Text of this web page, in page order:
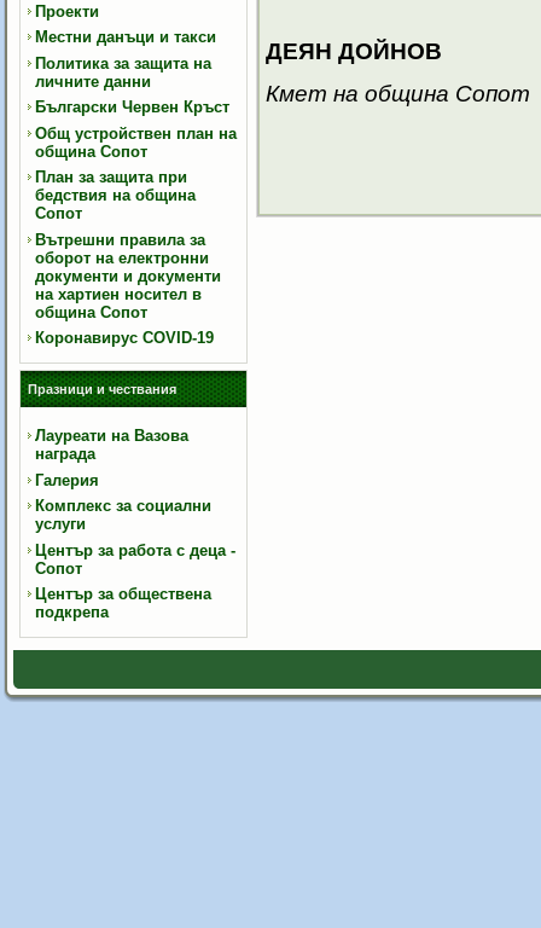
Проекти
Местни данъци и такси
Политика за защита на
личните данни
Български Червен Кръст
Общ устройствен план на
община Сопот
План за защита при
бедствия на община
Сопот
Вътрешни правила за
оборот на електронни
документи и документи
на хартиен носител в
община Сопот
Коронавирус COVID-19
Празници и чествания
Лауреати на Вазова
награда
Галерия
Комплекс за социални
услуги
Център за работа с деца -
Сопот
Център за обществена
подкрепа
ДЕЯН ДОЙНОВ
Кмет на община Сопот